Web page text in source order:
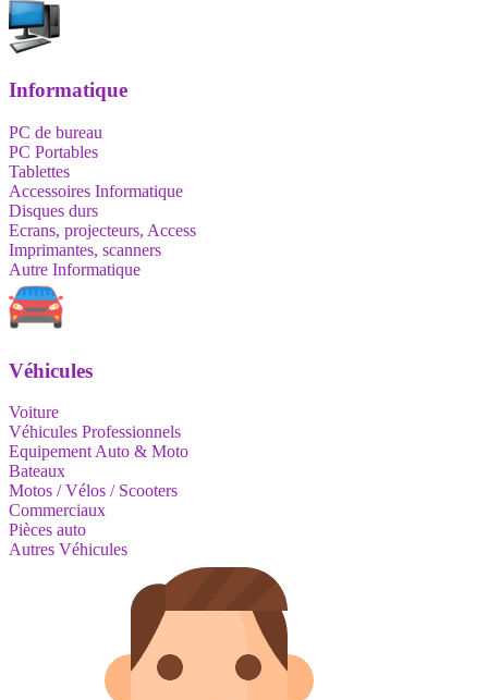
Informatique
PC de bureau
PC Portables
Tablettes
Accessoires Informatique
Disques durs
Ecrans, projecteurs, Access
Imprimantes, scanners
Autre Informatique
Véhicules
Voiture
Véhicules Professionnels
Equipement Auto & Moto
Bateaux
Motos / Vélos / Scooters
Commerciaux
Pièces auto
Autres Véhicules